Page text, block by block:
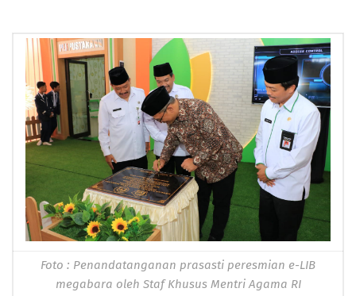
Foto : Penandatanganan prasasti peresmian e-LIB
megabara oleh Staf Khusus Mentri Agama RI